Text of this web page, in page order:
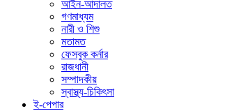
আইন-আদালত
গণমাধ্যম
নারী ও শিশু
মতামত
ফেসবুক কর্নার
রাজধানী
সম্পাদকীয়
স্বাস্থ্য-চিকিৎসা
ই-পেপার